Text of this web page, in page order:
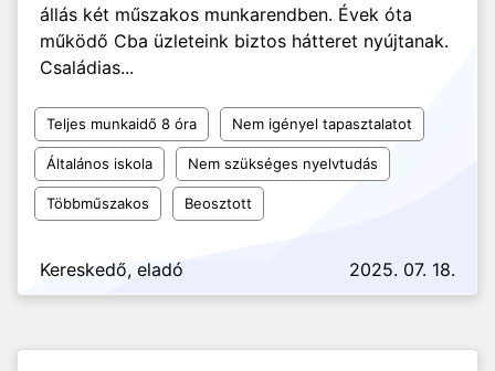
állás két műszakos munkarendben. Évek óta
működő Cba üzleteink biztos hátteret nyújtanak.
Családias...
Teljes munkaidő 8 óra Nem igényel tapasztalatot
Általános iskola Nem szükséges nyelvtudás
Többműszakos Beosztott
Kereskedő, eladó 2025. 07. 18.